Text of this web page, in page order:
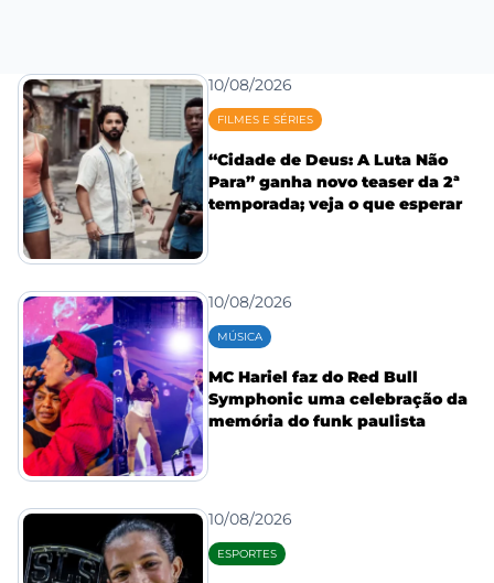
10/08/2026
FILMES E SÉRIES
“Cidade de Deus: A Luta Não
Para” ganha novo teaser da 2ª
temporada; veja o que esperar
10/08/2026
MÚSICA
MC Hariel faz do Red Bull
Symphonic uma celebração da
memória do funk paulista
10/08/2026
ESPORTES